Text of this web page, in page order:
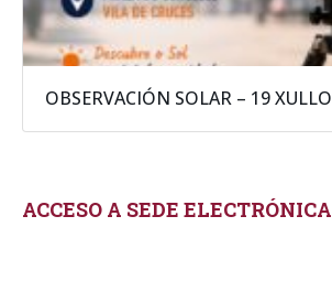
OBSERVACIÓN SOLAR – 19 XULLO
ACCESO A SEDE ELECTRÓNICA